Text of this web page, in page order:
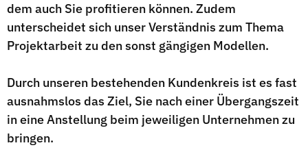
dem auch Sie profitieren können. Zudem
unterscheidet sich unser Verständnis zum Thema
Projektarbeit zu den sonst gängigen Modellen.
Durch unseren bestehenden Kundenkreis ist es fast
ausnahmslos das Ziel, Sie nach einer Übergangszeit
in eine Anstellung beim jeweiligen Unternehmen zu
bringen.